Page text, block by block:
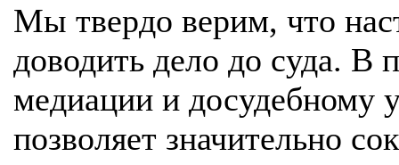
Мы твердо верим, что
доводить дело до суда. В
медиации и досудебному
позволяет значительно